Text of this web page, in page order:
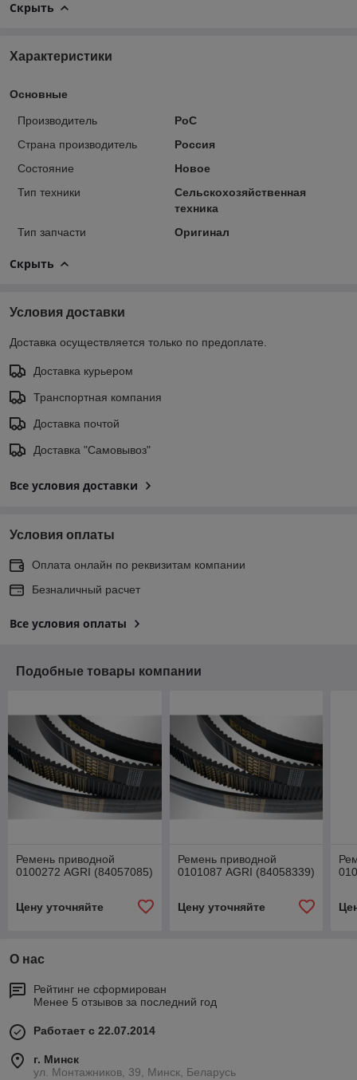
Скрыть
Характеристики
Основные
Производитель
РоС
Страна производитель
Россия
Состояние
Новое
Тип техники
Сельскохозяйственная
техника
Тип запчасти
Оригинал
Скрыть
Условия доставки
Доставка осуществляется только по предоплате.
Доставка курьером
Транспортная компания
Доставка почтой
Доставка "Самовывоз"
Все условия доставки
Условия оплаты
Оплата онлайн по реквизитам компании
Безналичный расчет
Все условия оплаты
Подобные товары компании
Ремень приводной
0100272 AGRI (84057085)
Цену уточняйте
Ремень приводной
0101087 AGRI (84058339)
Цену уточняйте
О нас
Рейтинг не сформирован
Менее 5 отзывов за последний год
Работает с 22.07.2014
г. Минск
ул. Монтажников, 39, Минск, Беларусь